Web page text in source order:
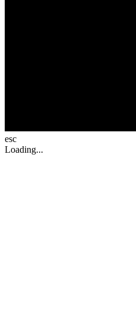
esc
Loading...